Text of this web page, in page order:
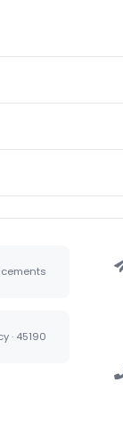
· 45190